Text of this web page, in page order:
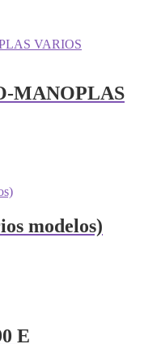
MANOPLAS
modelos)
E